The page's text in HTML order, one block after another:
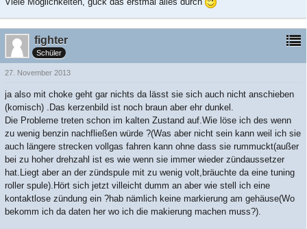
fighter
Schüler
27. November 2013
ja also mit choke geht gar nichts da lässt sie sich auch nicht anschieben
(komisch) .Das kerzenbild ist noch braun aber ehr dunkel.
Die Probleme treten schon im kalten Zustand auf.Wie löse ich des wenn
zu wenig benzin nachfließen würde ?(Was aber nicht sein kann weil ich sie
auch längere strecken vollgas fahren kann ohne dass sie rummuckt(außer
bei zu hoher drehzahl ist es wie wenn sie immer wieder zündaussetzer
hat.Liegt aber an der zündspule mit zu wenig volt,bräuchte da eine tuning
roller spule).Hört sich jetzt villeicht dumm an aber wie stell ich eine
kontaktlose zündung ein ?hab nämlich keine markierung am gehäuse(Wo
bekomm ich da daten her wo ich die makierung machen muss?).